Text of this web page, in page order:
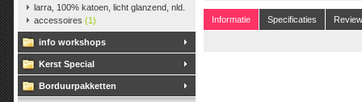
larra, 100% katoen, licht glanzend, nld. 2,5-3, ca. 125m, 50 gr.(38)
accessoires (1)
info workshops
Kerst Special
Borduurpakketten
Informatie Specificaties